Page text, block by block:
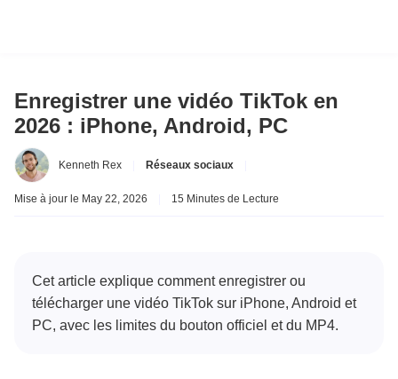
Enregistrer une vidéo TikTok en
2026 : iPhone, Android, PC
Kenneth Rex Réseaux sociaux
Mise à jour le May 22, 2026 15 Minutes de Lecture
Cet article explique comment enregistrer ou
télécharger une vidéo TikTok sur iPhone, Android et
PC, avec les limites du bouton officiel et du MP4.